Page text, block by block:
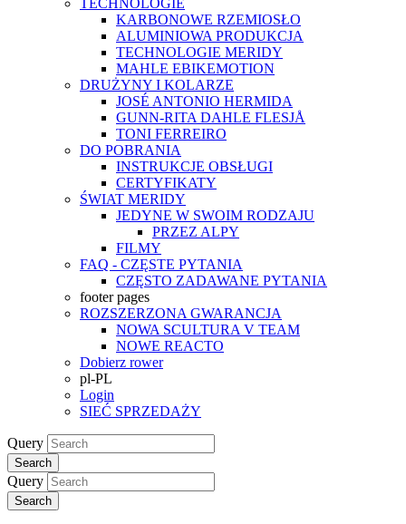
TECHNOLOGIE
KARBONOWE RZEMIOSŁO
ALUMINIOWA PRODUKCJA
TECHNOLOGIE MERIDY
MAHLE EBIKEMOTION
DRUŻYNY I KOLARZE
JOSÉ ANTONIO HERMIDA
GUNN-RITA DAHLE FLESJÅ
TONI FERREIRO
DO POBRANIA
INSTRUKCJE OBSŁUGI
CERTYFIKATY
ŚWIAT MERIDY
JEDYNE W SWOIM RODZAJU
PRZEZ ALPY
FILMY
FAQ - CZĘSTE PYTANIA
CZĘSTO ZADAWANE PYTANIA
footer pages
ROZSZERZONA GWARANCJA
NOWA SCULTURA V TEAM
NOWE REACTO
Dobierz rower
pl-PL
Login
SIEĆ SPRZEDAŻY
Query
Search
Query
Search